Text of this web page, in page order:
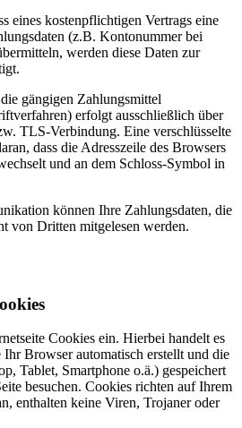
eines kostenpflichtigen Vertrags eine
(z.B. Kontonummer bei
werden diese Daten zur
gängigen Zahlungsmittel
erfolgt ausschließlich über
TLS-Verbindung. Eine verschlüsselte
dass die Adresszeile des Browsers
und an dem Schloss-Symbol in
können Ihre Zahlungsdaten, die
von Dritten mitgelesen werden.
Cookies ein. Hierbei handelt es
Browser automatisch erstellt und die
Tablet, Smartphone o.ä.) gespeichert
besuchen. Cookies richten auf Ihrem
enthalten keine Viren, Trojaner oder